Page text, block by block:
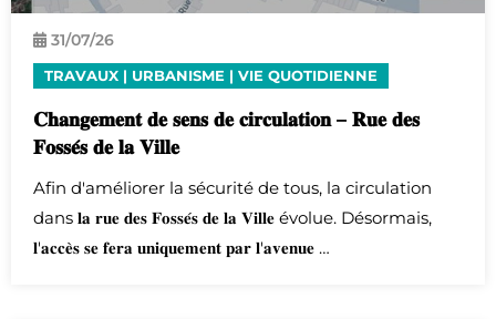
31/07/26
TRAVAUX | URBANISME | VIE QUOTIDIENNE
𝐂𝐡𝐚𝐧𝐠𝐞𝐦𝐞𝐧𝐭 𝐝𝐞 𝐬𝐞𝐧𝐬 𝐝𝐞 𝐜𝐢𝐫𝐜𝐮𝐥𝐚𝐭𝐢𝐨𝐧 – 𝐑𝐮𝐞 𝐝𝐞𝐬
𝐅𝐨𝐬𝐬𝐞́𝐬 𝐝𝐞 𝐥𝐚 𝐕𝐢𝐥𝐥𝐞
Afin d'améliorer la sécurité de tous, la circulation
dans 𝐥𝐚 𝐫𝐮𝐞 𝐝𝐞𝐬 𝐅𝐨𝐬𝐬𝐞́𝐬 𝐝𝐞 𝐥𝐚 𝐕𝐢𝐥𝐥𝐞 évolue. Désormais,
𝐥'𝐚𝐜𝐜𝐞̀𝐬 𝐬𝐞 𝐟𝐞𝐫𝐚 𝐮𝐧𝐢𝐪𝐮𝐞𝐦𝐞𝐧𝐭 𝐩𝐚𝐫 𝐥'𝐚𝐯𝐞𝐧𝐮𝐞 …